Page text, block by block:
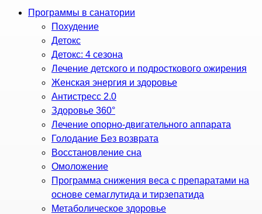
Программы в санатории
Похудение
Детокс
Детокс: 4 сезона
Лечение детского и подросткового ожирения
Женская энергия и здоровье
Антистресс 2.0
Здоровье 360°
Лечение опорно-двигательного аппарата
Голодание Без возврата
Восстановление сна
Омоложение
Программа снижения веса с препаратами на
основе семаглутида и тирзепатида
Метаболическое здоровье